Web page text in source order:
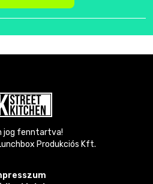
jog fenntartva!
Produkciós Kft.